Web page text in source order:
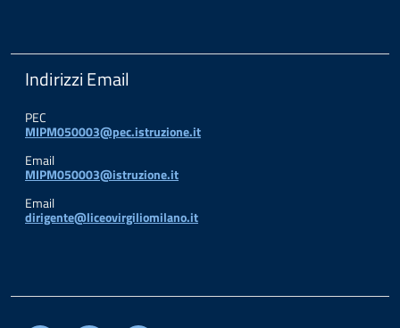
Indirizzi Email
PEC
MIPM050003@pec.istruzione.it
Email
MIPM050003@istruzione.it
Email
dirigente@liceovirgiliomilano.it